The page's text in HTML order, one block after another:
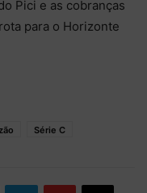
Pici e as cobranças
para o Horizonte
Série C